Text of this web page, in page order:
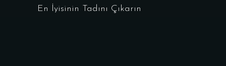
En İyisinin Tadını Çıkarın